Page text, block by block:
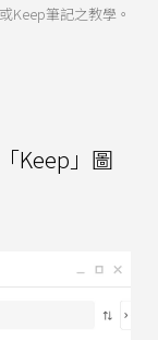
Keep筆記之教學。
Keep」圖